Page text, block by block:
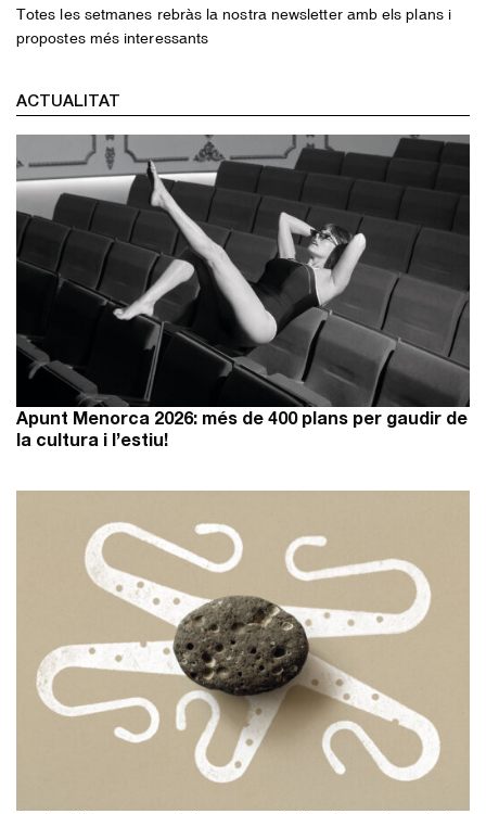
Totes les setmanes rebràs la nostra newsletter amb els plans i
propostes més interessants
ACTUALITAT
Apunt Menorca 2026: més de 400 plans per gaudir de
la cultura i l’estiu!